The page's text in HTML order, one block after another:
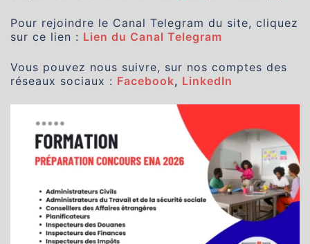
Pour rejoindre le Canal Telegram du site, cliquez
sur ce lien : Lien du Canal Telegram
Vous pouvez nous suivre, sur nos comptes des
réseaux sociaux : Facebook, LinkedIn